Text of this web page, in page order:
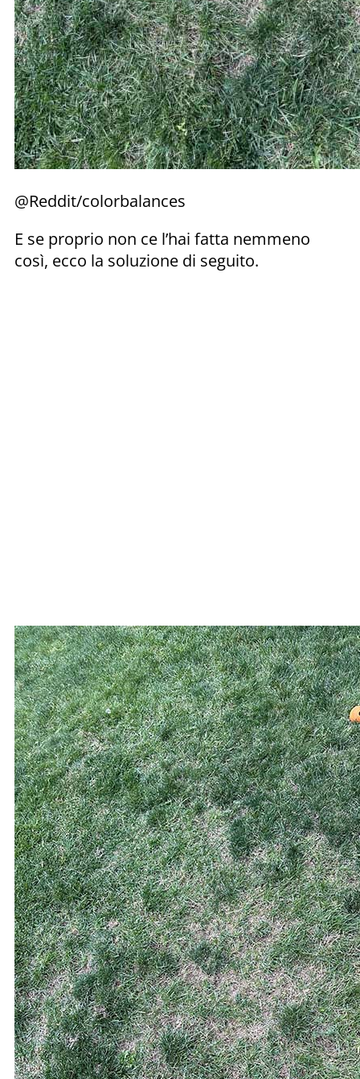
@Reddit/colorbalances
E se proprio non ce l’hai fatta nemmeno
così, ecco la soluzione di seguito.